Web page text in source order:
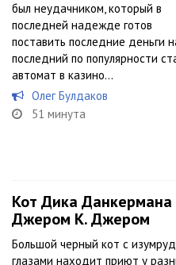
был неудачником, который в
последней надежде готов
поставить последние деньги
последний по популярности
автомат в казино…
Олег Булдаков
51 минута
Кот Дика
Джером К. Джером
Большой черный кот с
глазами находит приют у